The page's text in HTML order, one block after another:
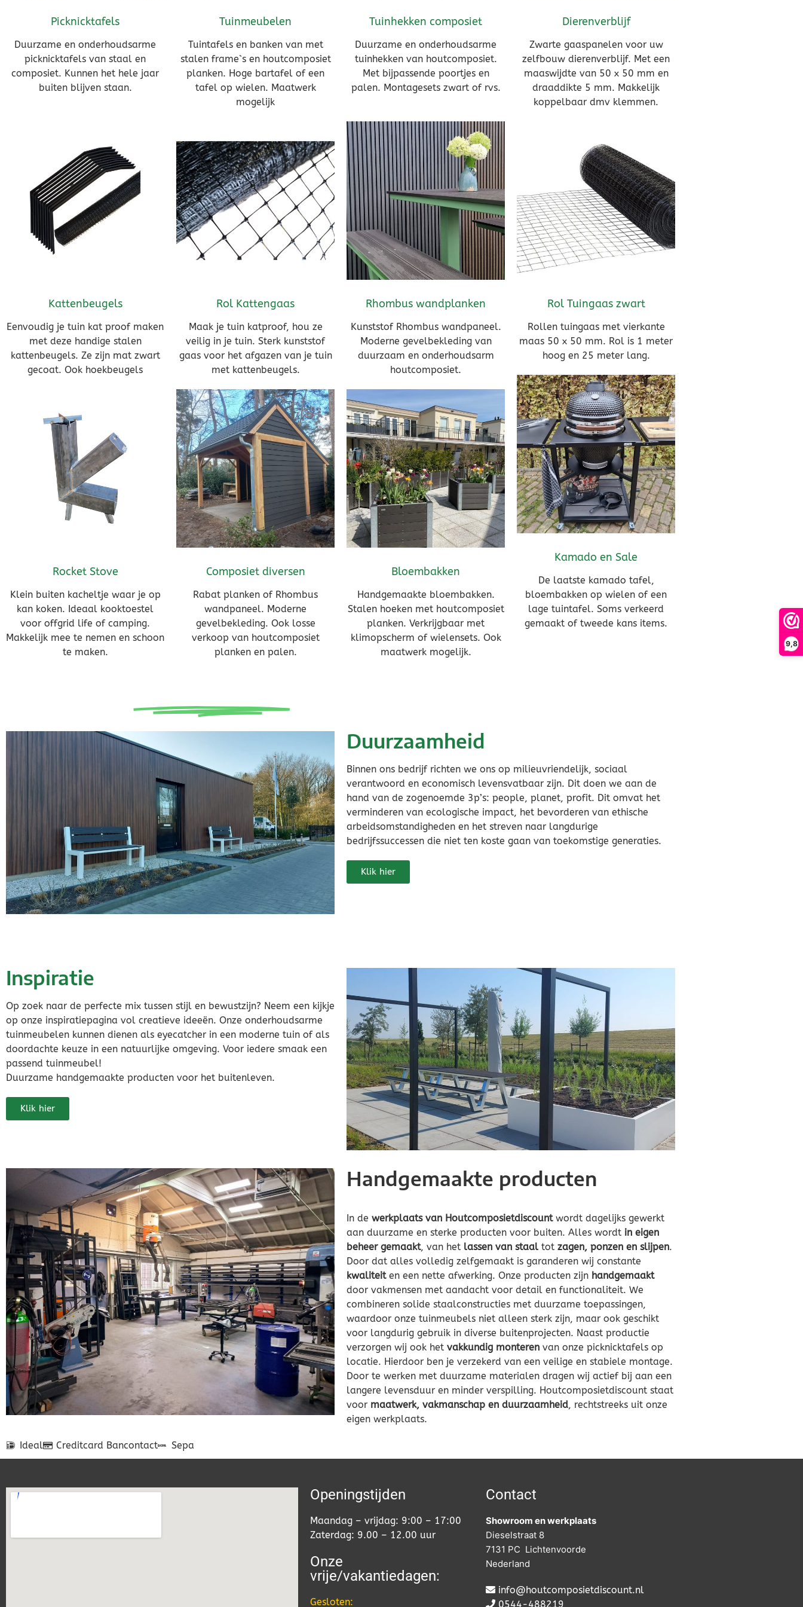
9,8
Picknicktafels
Duurzame en onderhoudsarme
picknicktafels van staal en
composiet. Kunnen het hele jaar
buiten blijven staan.
Tuinmeubelen
Tuintafels en banken van met
stalen frame`s en houtcomposiet
planken. Hoge bartafel of een
tafel op wielen. Maatwerk
mogelijk
Tuinhekken composiet
Duurzame en onderhoudsarme
tuinhekken van houtcomposiet.
Met bijpassende poortjes en
palen. Montagesets zwart of rvs.
Dierenverblijf
Zwarte gaaspanelen voor uw
zelfbouw dierenverblijf. Met een
maaswijdte van 50 x 50 mm en
draaddikte 5 mm. Makkelijk
koppelbaar dmv klemmen.
Kattenbeugels
Eenvoudig je tuin kat proof maken
met deze handige stalen
kattenbeugels. Ze zijn mat zwart
gecoat. Ook hoekbeugels
Rocket Stove
Klein buiten kacheltje waar je op
kan koken. Ideaal kooktoestel
voor offgrid life of camping.
Makkelijk mee te nemen en schoon
te maken.
Rol Kattengaas
Maak je tuin katproof, hou ze
veilig in je tuin. Sterk kunststof
gaas voor het afgazen van je tuin
met kattenbeugels.
Composiet diversen
Rabat planken of Rhombus
wandpaneel. Moderne
gevelbekleding. Ook losse
verkoop van houtcomposiet
planken en palen.
Rhombus wandplanken
Kunststof Rhombus wandpaneel.
Moderne gevelbekleding van
duurzaam en onderhoudsarm
houtcomposiet.
Bloembakken
Handgemaakte bloembakken.
Stalen hoeken met houtcomposiet
planken. Verkrijgbaar met
klimopscherm of wielensets. Ook
maatwerk mogelijk.
Rol Tuingaas zwart
Rollen tuingaas met vierkante
maas 50 x 50 mm. Rol is 1 meter
hoog en 25 meter lang.
Kamado en Sale
De laatste kamado tafel,
bloembakken op wielen of een
lage tuintafel. Soms verkeerd
gemaakt of tweede kans items.
Duurzaamheid
Binnen ons bedrijf richten we ons op milieuvriendelijk, sociaal
verantwoord en economisch levensvatbaar zijn. Dit doen we aan de
hand van de zogenoemde 3p’s: people, planet, profit. Dit omvat het
verminderen van ecologische impact, het bevorderen van ethische
arbeidsomstandigheden en het streven naar langdurige
bedrijfssuccessen die niet ten koste gaan van toekomstige generaties.
Klik hier
Inspiratie
Op zoek naar de perfecte mix tussen stijl en bewustzijn? Neem een kijkje
op onze inspiratiepagina vol creatieve ideeën. Onze onderhoudsarme
tuinmeubelen kunnen dienen als eyecatcher in een moderne tuin of als
doordachte keuze in een natuurlijke omgeving. Voor iedere smaak een
passend tuinmeubel!
Duurzame handgemaakte producten voor het buitenleven.
Klik hier
Handgemaakte producten
In de werkplaats van Houtcomposietdiscountwordt dagelijks gewerkt
aan duurzame en sterke producten voor buiten. Alles wordt in eigen
beheer gemaakt, van het lassen van staal tot zagen, ponzen en slijpen.
Door dat alles volledig zelfgemaakt is garanderen wij constante
kwaliteiten een nette afwerking. Onze producten zijn handgemaakt
door vakmensen met aandacht voor detail en functionaliteit. We
combineren solide staalconstructies met duurzame toepassingen,
waardoor onze tuinmeubels niet alleen sterk zijn, maar ook geschikt
voor langdurig gebruik in diverse buitenprojecten. Naast productie
verzorgen wij ook het vakkundig monteren van onze picknicktafels op
locatie. Hierdoor ben je verzekerd van een veilige en stabiele montage.
Door te werken met duurzame materialen dragen wij actief bij aan een
langere levensduur en minder verspilling. Houtcomposietdiscount staat
voor maatwerk, vakmanschap en duurzaamheid, rechtstreeks uit onze
eigen werkplaats.
Ideal Creditcard Bancontact Sepa
Openingstijden
Maandag – vrijdag: 9:00 – 17:00
Zaterdag: 9.00 – 12.00 uur
Onze
vrije/vakantiedagen:
Gesloten:
Contact
Showroom en werkplaats
Dieselstraat 8
7131 PC Lichtenvoorde
Nederland
info@houtcomposietdiscount.nl
0544-488219